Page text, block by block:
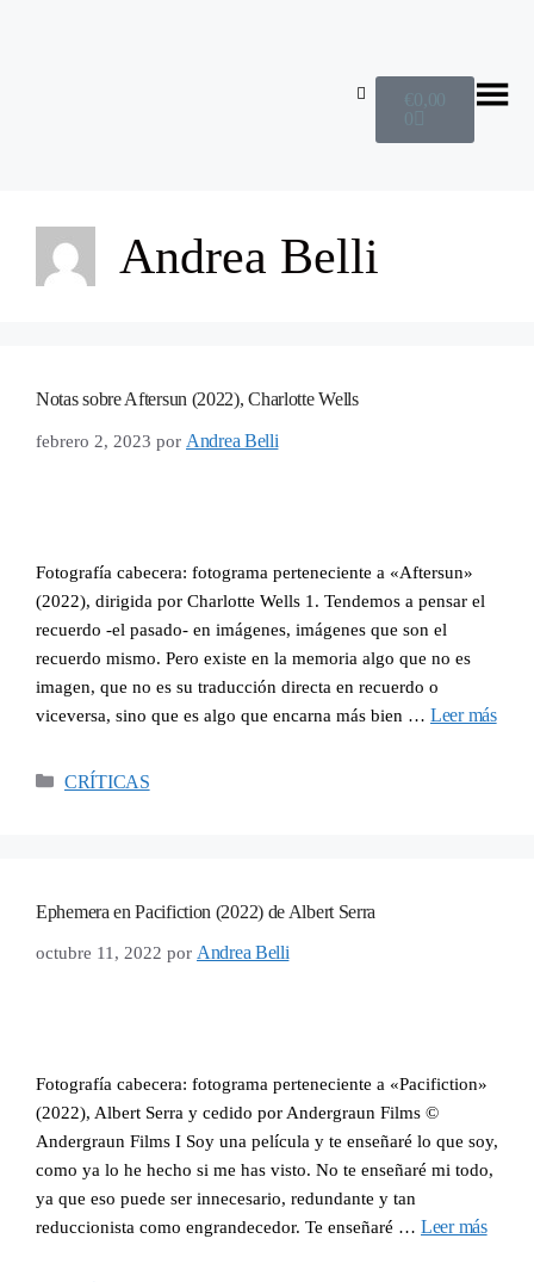
Andrea Belli
Notas sobre Aftersun (2022), Charlotte Wells
febrero 2, 2023 por Andrea Belli
Fotografía cabecera: fotograma perteneciente a «Aftersun»
(2022), dirigida por Charlotte Wells 1. Tendemos a pensar el
recuerdo -el pasado- en imágenes, imágenes que son el
recuerdo mismo. Pero existe en la memoria algo que no es
imagen, que no es su traducción directa en recuerdo o
viceversa, sino que es algo que encarna más bien … Leer más
CRÍTICAS
Ephemera en Pacifiction (2022) de Albert Serra
octubre 11, 2022 por Andrea Belli
Fotografía cabecera: fotograma perteneciente a «Pacifiction»
(2022), Albert Serra y cedido por Andergraun Films ©
Andergraun Films I Soy una película y te enseñaré lo que soy,
como ya lo he hecho si me has visto. No te enseñaré mi todo,
ya que eso puede ser innecesario, redundante y tan
reduccionista como engrandecedor. Te enseñaré … Leer más